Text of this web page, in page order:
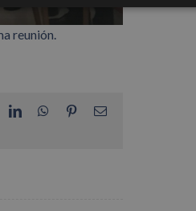
reunión.
LinkedInWhatsApp
PinterestCorreo